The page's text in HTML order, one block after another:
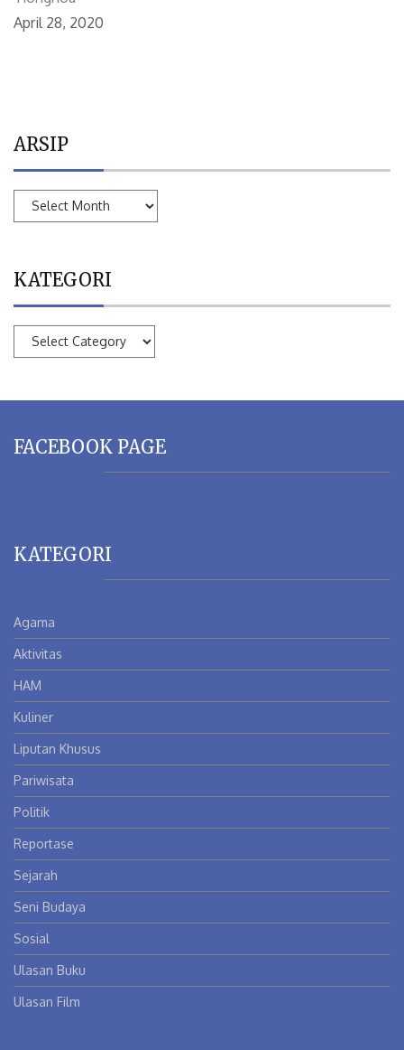
Tionghoa
April 28, 2020
ARSIP
ARSIP
KATEGORI
KATEGORI
FACEBOOK PAGE
KATEGORI
Agama
Aktivitas
HAM
Kuliner
Liputan Khusus
Pariwisata
Politik
Reportase
Sejarah
Seni Budaya
Sosial
Ulasan Buku